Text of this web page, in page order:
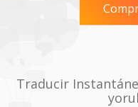
Traducir